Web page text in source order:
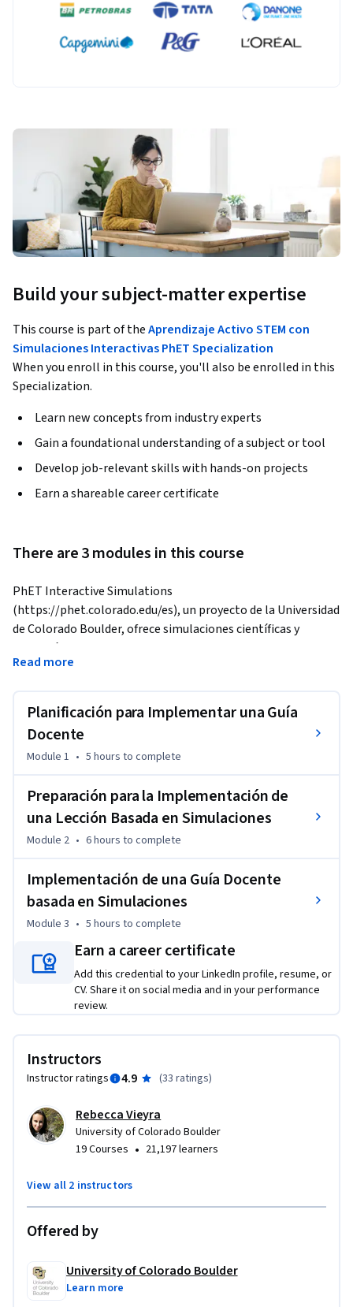
Build your subject-matter expertise
This course is part of theAprendizaje Activo STEM con
Simulaciones Interactivas PhET Specialization
When you enroll in this course, you'll also be enrolled in this
Specialization.
Learn new concepts from industry experts
Gain a foundational understanding of a subject or tool
Develop job-relevant skills with hands-on projects
Earn a shareable career certificate
There are 3 modules in this course
PhET Interactive Simulations
(https://phet.colorado.edu/es), un proyecto de la Universidad
de Colorado Boulder, ofrece simulaciones científicas y
matemáticas divertidas, gratuitas, interactivas y basadas en
la investigación para su uso en la educación primaria,
exhaustivamente cada simulación para garantizar la eficacia
educativa. Todas las simulaciones son de código abierto y
gratuitas para todos los estudiantes y profesores.
En este curso, aprenderá cómo diseñar de manera efectiva
una secuencia de aprendizaje que utilice las simulaciones de
PhET para matemáticas y ciencias y cómo llevarla al aula.
Para finalizar este curso, debe completar dos tareas con
indagación que integre simulaciones PhET, y 2) implementar
tu Guía en tu clase y reflexionar sobre los resultados con las
Herramientas PhET de Reflexión.
Este curso es el cuarto y último de los cuatro cursos que
integran la especialización “Aprendizaje Activo en STEM con
Simulaciones Interactivas PhET”.
“Implementation of PhET Activities for STEM Education” y
en Portugués como "Implementação de Atividades PhET
para Educação STEM".
Read more
Planificación para Implementar una Guía
Docente
Module 1 • 5 hours to complete
Preparación para la Implementación de
una Lección Basada en Simulaciones
Module 2 • 6 hours to complete
Implementación de una Guía Docente
basada en Simulaciones
Module 3 • 5 hours to complete
Earn a career certificate
Add this credential to your LinkedIn profile, resume, or
CV. Share it on social media and in your performance
review.
Instructors
Instructor ratings 4.9 (33 ratings)
Rebecca Vieyra
University of Colorado Boulder
19 Courses • 21,197 learners
View all 2 instructors
Offered by
University of Colorado Boulder
Learn more